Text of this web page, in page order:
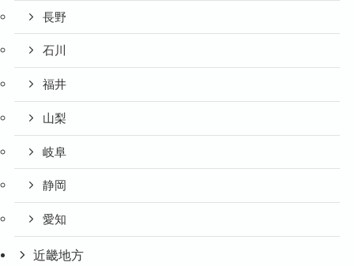
長野
石川
福井
山梨
岐阜
静岡
愛知
近畿地方